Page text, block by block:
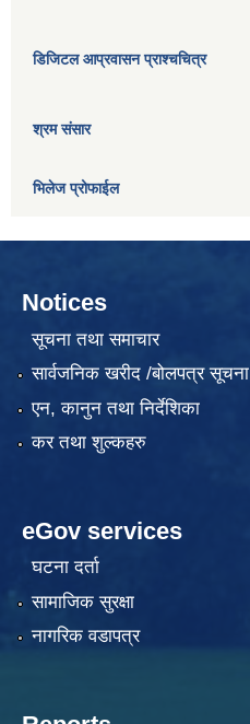
डिजिटल आप्रवासन प्राश्चचित्र
श्रम संसार
भिलेज प्रोफाईल
Notices
सूचना तथा समाचार
सार्वजनिक खरीद /बोलपत्र सूचना
एन, कानुन तथा निर्देशिका
कर तथा शुल्कहरु
eGov services
घटना दर्ता
सामाजिक सुरक्षा
नागरिक वडापत्र